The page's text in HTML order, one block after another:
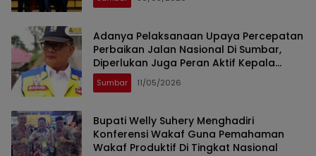
Adanya Pelaksanaan Upaya Percepatan
Perbaikan Jalan Nasional Di Sumbar,
Diperlukan Juga Peran Aktif Kepala
Daerah
Sumbar 11/05/2026
Bupati Welly Suhery Menghadiri
Konferensi Wakaf Guna Pemahaman
Wakaf Produktif Di Tingkat Nasional